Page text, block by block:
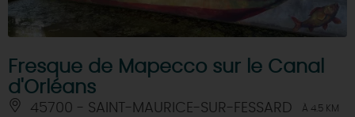
Fresque de Mapecco sur le Canal
d'Orléans
45700 - SAINT-MAURICE-SUR-FESSARD À 4.5 KM